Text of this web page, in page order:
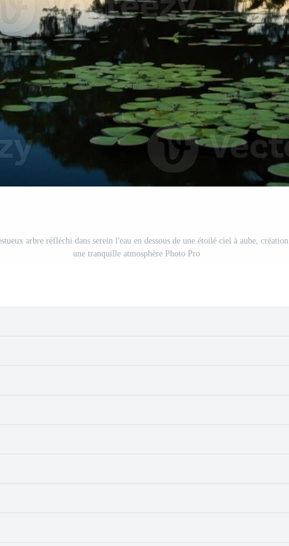
arbre réfléchi dans serein l'eau en dessous de une étoilé ciel à aube, création
une tranquille atmosphère Photo Pro